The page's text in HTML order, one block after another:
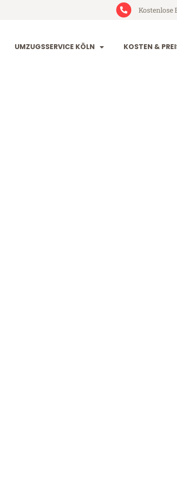
Kostenlose
UMZUGSSERVICE KÖLN KOSTEN &